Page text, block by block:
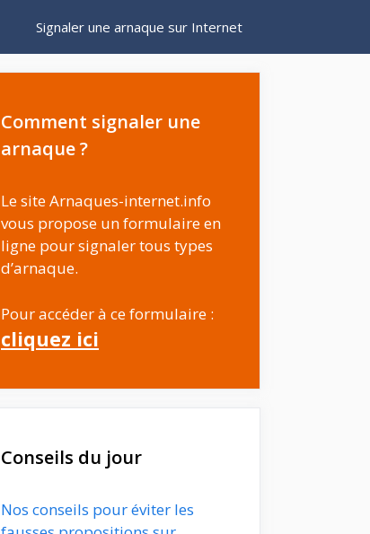
Signaler une arnaque sur Internet
Comment signaler une
arnaque ?
Le site Arnaques-internet.info
vous propose un formulaire en
ligne pour signaler tous types
d’arnaque.
Pour accéder à ce formulaire :
cliquez ici
Conseils du jour
Nos conseils pour éviter les